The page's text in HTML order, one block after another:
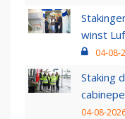
winst
04-08-
Staking
04-08-